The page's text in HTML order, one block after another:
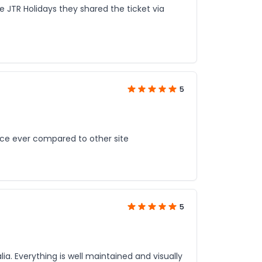
Holidays they shared the ticket via
5
ever compared to other site
5
Everything is well maintained and visually